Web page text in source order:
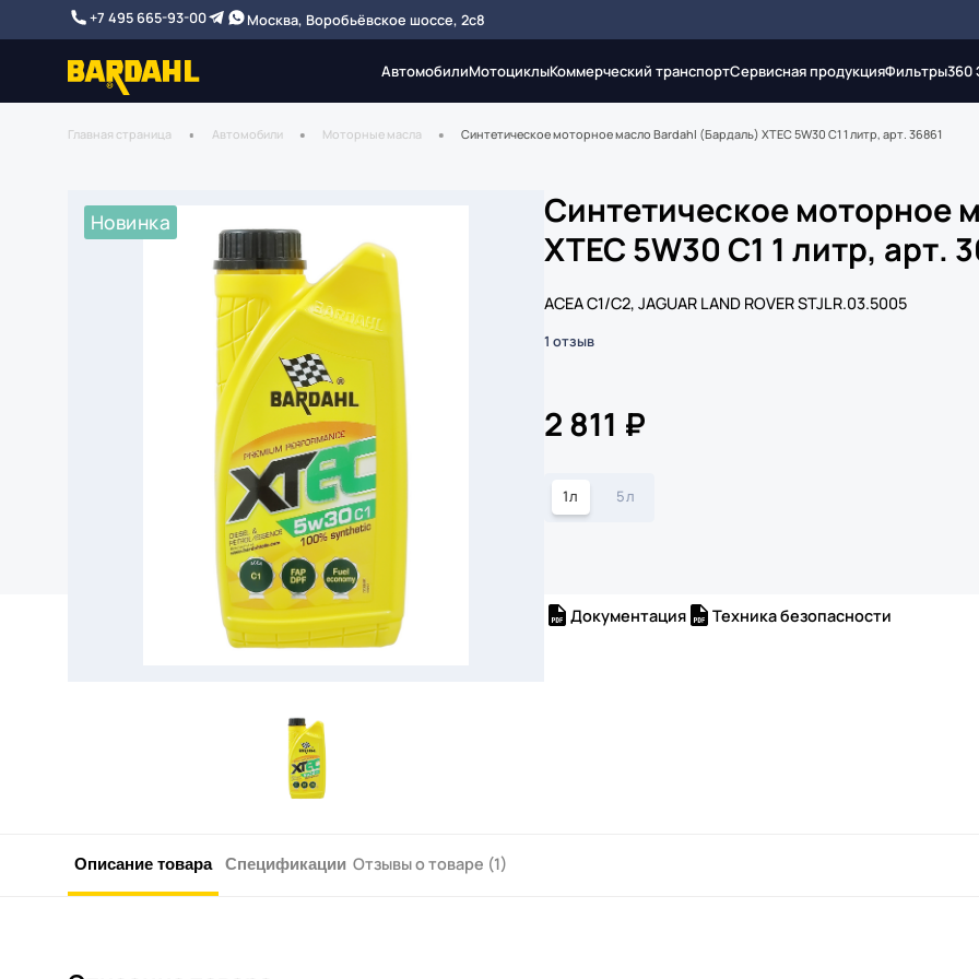
+7 495 665-93-00 Москва, Воробьёвское шоссе, 2с8
АвтомобилиМотоциклыКоммерческий транспортСервисная продукцияФильтры360
Главная страница Автомобили Моторные масла Синтетическое моторное масло Bardahl (Бардаль) XTEC 5W30 C1 1 литр, арт. 36861
Новинка
Синтетическое моторное
XTEC 5W30 C1 1 литр, арт.
ACEA C1/C2, JAGUAR LAND ROVER STJLR.03.5005
1 отзыв
2 811 ₽
1л 5л
Документация Техника безопасности
Описание товара Спецификации Отзывы о товаре (1)